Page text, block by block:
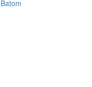
Batom